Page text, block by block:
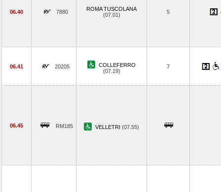
06.40 7880
ROMA TUSCOLANA
(07.01)
5
06.41 20205
COLLEFERRO
(07.19)
7
06.45 RM185 VELLETRI (07.55)